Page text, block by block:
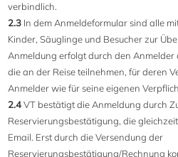
verbindlich.
2.3 In dem Anmeldeformular sind alle
Kinder, Säuglinge und Besucher zur
Anmeldung erfolgt durch den Anmelder
die an der Reise teilnehmen, für deren
Anmelder wie für seine eigenen
2.4VT bestätigt die Anmeldung durch
Reservierungsbestätigung, die
Email. Erst durch die Versendung der
Reservierungsbestätigung/Rechnung